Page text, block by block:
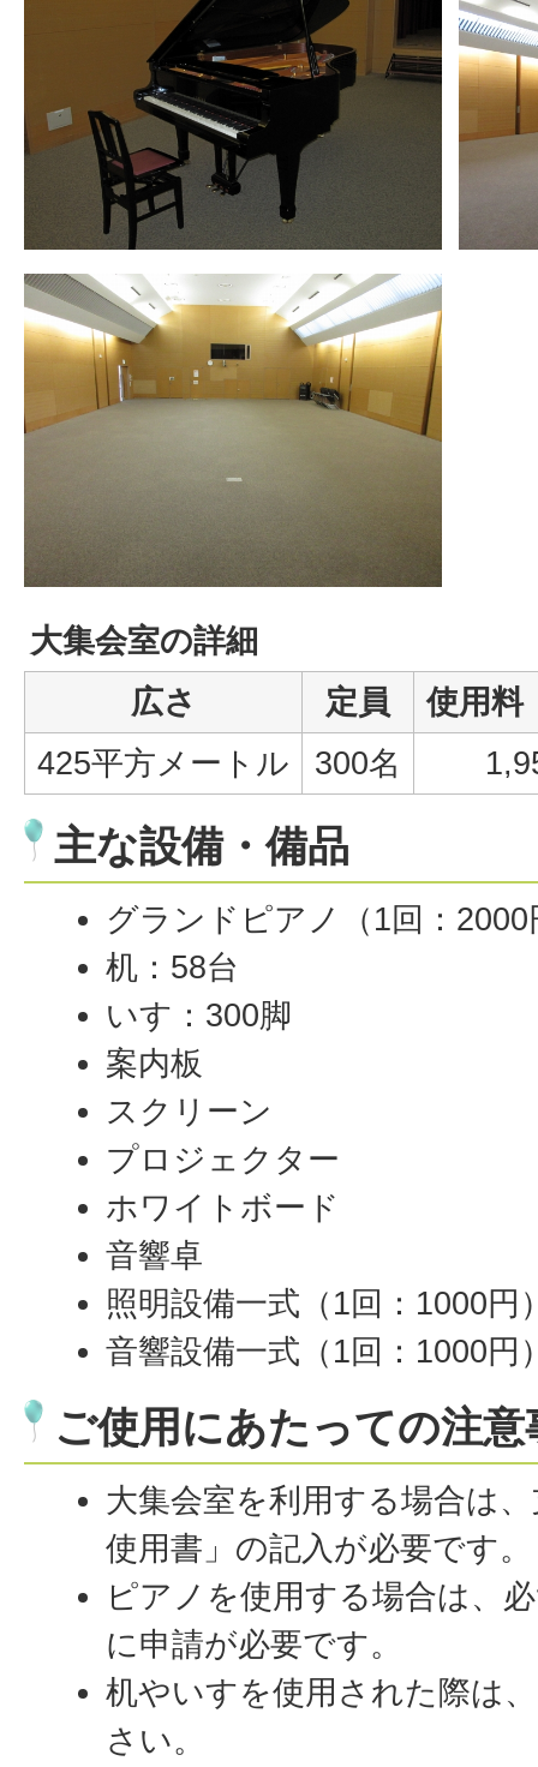
大集会室の詳細
広さ
定員
使用料
425平方メートル
300名
主な設備・備品
グランドピアノ（1回：2000
机：58台
いす：300脚
案内板
スクリーン
プロジェクター
ホワイトボード
音響卓
照明設備一式（1回：1000円
音響設備一式（1回：1000円
ご使用にあたっての注意
大集会室を利用する場合は
使用書」の記入が必要です。
ピアノを使用する場合は、
に申請が必要です。
机やいすを使用された際は
さい。